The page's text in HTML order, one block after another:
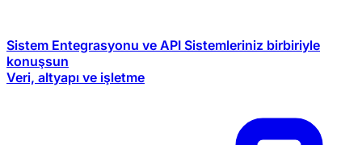
Sistem Entegrasyonu ve API Sistemleriniz birbiriyle
konuşsun
Veri, altyapı ve işletme